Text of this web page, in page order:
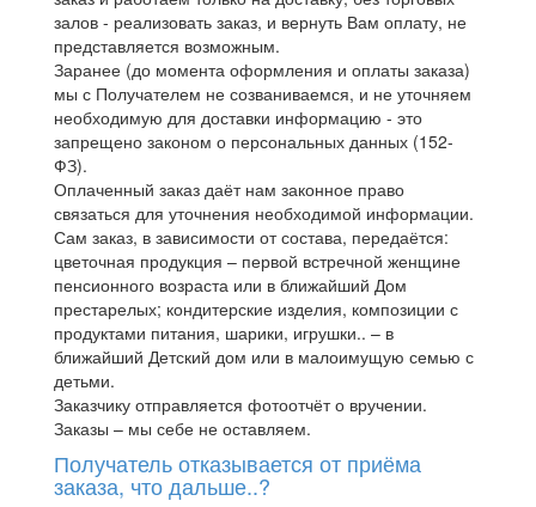
залов - реализовать заказ, и вернуть Вам оплату, не
представляется возможным.
Заранее (до момента оформления и оплаты заказа)
мы с Получателем не созваниваемся, и не уточняем
необходимую для доставки информацию - это
запрещено законом о персональных данных (152-
ФЗ).
Оплаченный заказ даёт нам законное право
связаться для уточнения необходимой информации.
Сам заказ, в зависимости от состава, передаётся:
цветочная продукция – первой встречной женщине
пенсионного возраста или в ближайший Дом
престарелых; кондитерские изделия, композиции с
продуктами питания, шарики, игрушки.. – в
ближайший Детский дом или в малоимущую семью с
детьми.
Заказчику отправляется фотоотчёт о вручении.
Заказы – мы себе не оставляем.
Получатель отказывается от приёма
заказа, что дальше..?